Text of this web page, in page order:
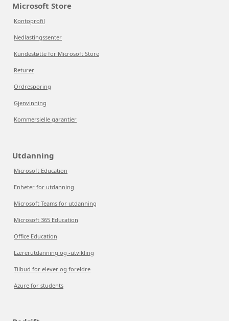
Microsoft Store
Kontoprofil
Nedlastingssenter
Kundestøtte for Microsoft Store
Returer
Ordresporing
Gjenvinning
Kommersielle garantier
Utdanning
Microsoft Education
Enheter for utdanning
Microsoft Teams for utdanning
Microsoft 365 Education
Office Education
Lærerutdanning og -utvikling
Tilbud for elever og foreldre
Azure for students